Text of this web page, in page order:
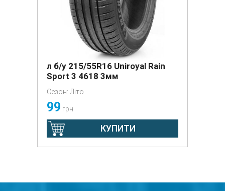
л б/у 215/55R16 Uniroyal Rain
Sport 3 4618 3мм
Сезон: Літо
99 грн
КУПИТИ